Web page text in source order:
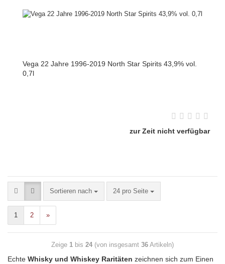
Vega 22 Jahre 1996-2019 North Star Spirits 43,9% vol.
0,7l
zur Zeit nicht verfügbar
Sortieren nach 24 pro Seite
1 2 »
Zeige 1 bis 24 (von insgesamt 36 Artikeln)
Echte Whisky und Whiskey Raritäten zeichnen sich zum Einen